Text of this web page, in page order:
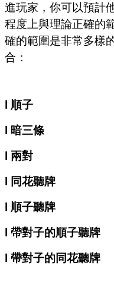
進玩家，你可以預計
程度上與理論正確的
確的範圍是非常多樣
合：
l 順子
l 暗三條
l 兩對
l 同花聽牌
l 順子聽牌
l 帶對子的順子聽牌
l 帶對子的同花聽牌